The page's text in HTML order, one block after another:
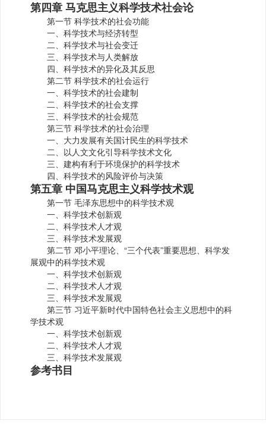
第四章 马克思主义科学技术社会论
第一节 科学技术的社会功能
一、科学技术与经济转型
二、科学技术与社会变迁
三、科学技术与人类解放
四、科学技术的异化及其反思
第二节 科学技术的社会运行
一、科学技术的社会建制
二、科学技术的社会支撑
三、科学技术的社会规范
第三节 科学技术的社会治理
一、大力发展有关国计民生的科学技术
二、以人文文化引导科学技术文化
三、建构有利于环境保护的科学技术
四、科学技术的风险评价与决策
第五章 中国马克思主义科学技术观
第一节 毛泽东思想中的科学技术观
一、科学技术创新观
二、科学技术人才观
三、科学技术发展观
第二节 邓小平理论、“三个代表”重要思想、科学发
展观中的科学技术观
一、科学技术创新观
二、科学技术人才观
三、科学技术发展观
第三节 习近平新时代中国特色社会主义思想中的科
学技术观
一、科学技术创新观
二、科学技术人才观
三、科学技术发展观
参考书目